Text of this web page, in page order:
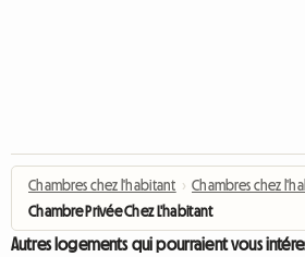
Chambres chez l'habitant › Chambres chez
Chambre Privée Chez L'habitant
Autres logements qui pourraient vous